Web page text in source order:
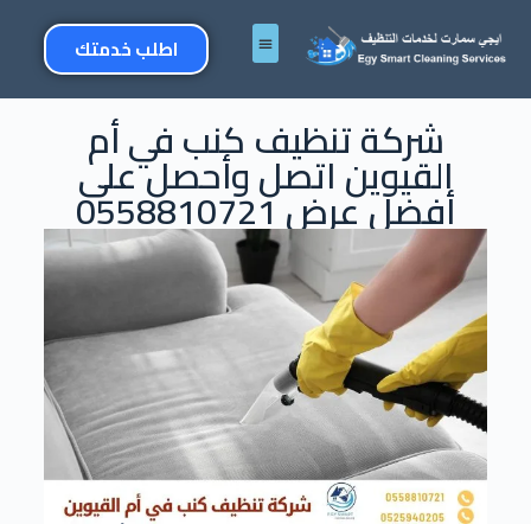
اطلب خدمتك
شركة تنظيف كنب في أم
القيوين اتصل وأحصل على
أفضل عرض 0558810721